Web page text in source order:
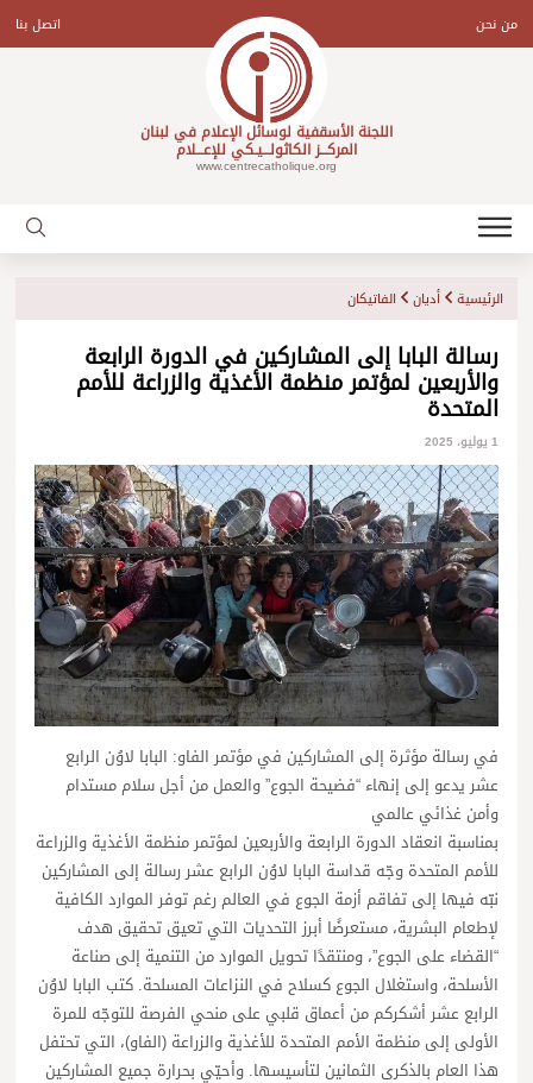
contentمن نحن اتصل بنا
اللجنة الأسقفية لوسائل الإعلام في لبنان
المركـــز الكاثولـــيـكي للإعـــلام
www.centrecatholique.org
الرئيسية أديان الفاتيكان
رسالة البابا إلى المشاركين في الدورة الرابعة
والأربعين لمؤتمر منظمة الأغذية والزراعة للأمم
المتحدة
1 يوليو، 2025
في رسالة مؤثرة إلى المشاركين في مؤتمر الفاو: البابا لاوُن الرابع
عشر يدعو إلى إنهاء “فضيحة الجوع” والعمل من أجل سلام مستدام
وأمن غذائي عالمي
بمناسبة انعقاد الدورة الرابعة والأربعين لمؤتمر منظمة الأغذية والزراعة
للأمم المتحدة وجّه قداسة البابا لاوُن الرابع عشر رسالة إلى المشاركين
نبّه فيها إلى تفاقم أزمة الجوع في العالم رغم توفر الموارد الكافية
لإطعام البشرية، مستعرضًا أبرز التحديات التي تعيق تحقيق هدف
“القضاء على الجوع”، ومنتقدًا تحويل الموارد من التنمية إلى صناعة
الأسلحة، واستغلال الجوع كسلاح في النزاعات المسلحة. كتب البابا لاوُن
الرابع عشر أشكركم من أعماق قلبي على منحي الفرصة للتوجّه للمرة
الأولى إلى منظمة الأمم المتحدة للأغذية والزراعة (الفاو)، التي تحتفل
هذا العام بالذكرى الثمانين لتأسيسها. وأحيّي بحرارة جميع المشاركين